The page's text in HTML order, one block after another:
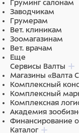
Груминг салонам
Заводчикам
Грумерам
Вет. клиникам
Зоомагазинам
Вет. врачам
Еще
Сервисы Валты
Магазины «Валта
Комплексный
Комплексный
Комплексная
Академия
Финансирование
Каталог